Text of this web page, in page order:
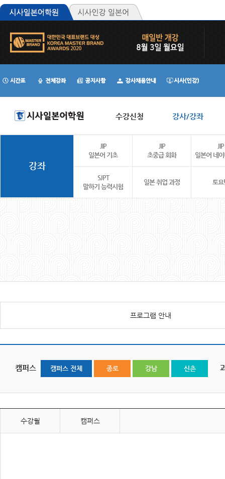
수강신청 강사/강좌
강좌
JIP
일본어 기초
JIP
초중급 회화
JIP
일본어 네
SJPT
말하기 능력시험
일본 취업 과정 토요
프로그램 안내
캠퍼스 캠퍼스 전체 종로 강남 신촌
수강월 캠퍼스